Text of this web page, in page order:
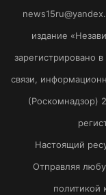
издание
зарегистрировано
связи,
(Роскомнадзор)
Настоящий
Отправляя
политикой